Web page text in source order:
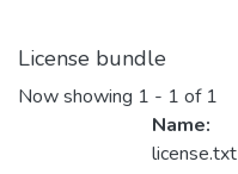
License bundle
Now showing 1 - 1 of 1
Name:
license.txt